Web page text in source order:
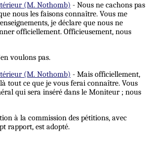
(M. Nothomb) - Nous ne cachons pas
nous les faisons connaître. Vous me
je déclare que nous ne
officiellement. Officieusement, nous
voulons pas.
(M. Nothomb) - Mais officiellement,
tout ce que je vous ferai connaître. Vous
qui sera inséré dans le Moniteur ; nous
à la commission des pétitions, avec
rapport, est adopté.